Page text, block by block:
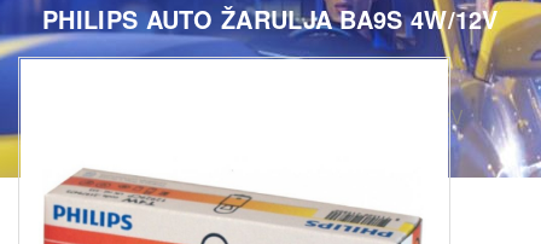
PHILIPS AUTO ŽARULJA BA9S 4W/12V
PHILIPS AUTO ŽARULJA BA9s 4W/12V